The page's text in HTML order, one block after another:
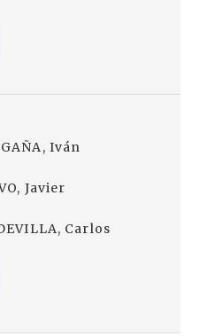
Iván
Javier
Carlos